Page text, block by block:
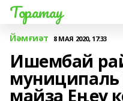
Торатау
Йәмғиәт 8 МАЯ 2020, 17:33
Ишембай
майҙа Еңеү